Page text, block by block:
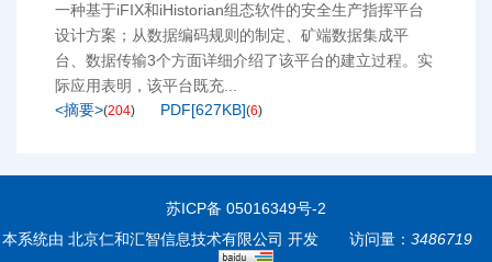
一种基于iFIX和iHistorian组态软件的安全生产指挥平台
设计方案；从数据编码规则的制定、矿端数据集成平
台、数据传输3个方面详细介绍了该平台的建立过程。实
际应用表明，该平台既充...
<摘要>(204) PDF[627KB](6)
苏ICP备 05016349号-2
本系统由 北京仁和汇智信息技术有限公司 开发 访问量： 3486719